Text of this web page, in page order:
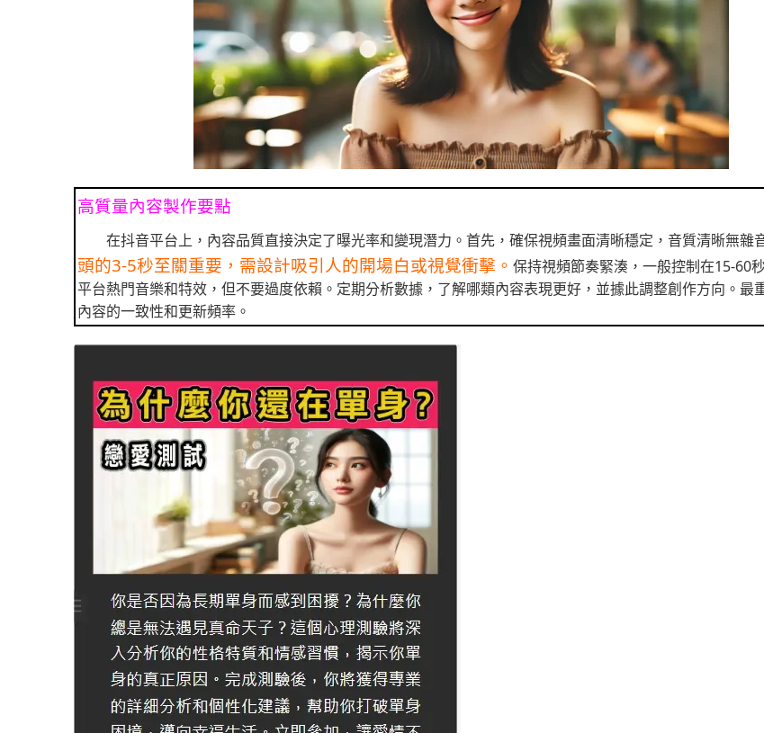
高質量內容製作要點
在抖音平台上，內容品質直接決定了曝光率和變現潛力。首先，確保視頻畫面清晰穩定，音質清晰無雜
頭的3-5秒至關重要，需設計吸引人的開場白或視覺衝擊。 保持視頻節奏緊湊，一般控制在15-60
平台熱門音樂和特效，但不要過度依賴。定期分析數據，了解哪類內容表現更好，並據此調整創作方向。最
內容的一致性和更新頻率。